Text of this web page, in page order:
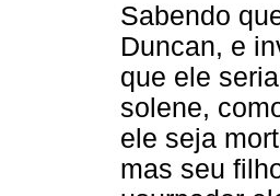
Sabendo
Duncan, e
que ele
solene,
ele seja
mas seu